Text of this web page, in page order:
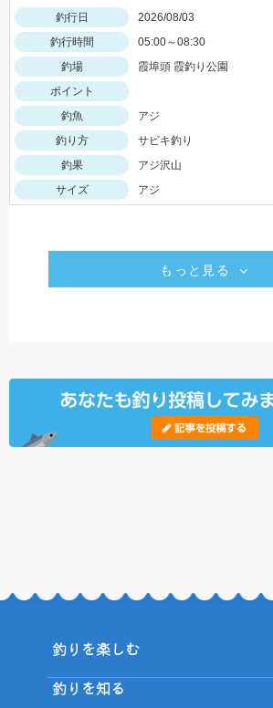
釣行日
2026/08/03
釣行時間
05:00～08:30
釣場
霞埠頭 霞釣り公園
ポイント
釣魚
アジ
釣り方
サビキ釣り
釣果
アジ沢山
サイズ
アジ
もっと見る
釣りを楽しむ
釣りを知る